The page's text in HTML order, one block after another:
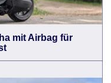
mit Airbag für